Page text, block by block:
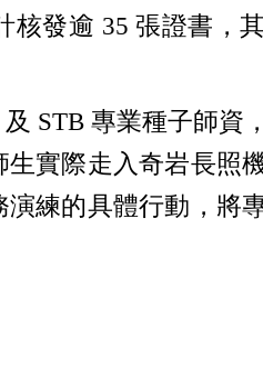
發逾 35 張證書，
STB 專業種子師資
實際走入奇岩長照
練的具體行動，將